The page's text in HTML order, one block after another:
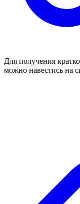
Для получения
можно навестись на